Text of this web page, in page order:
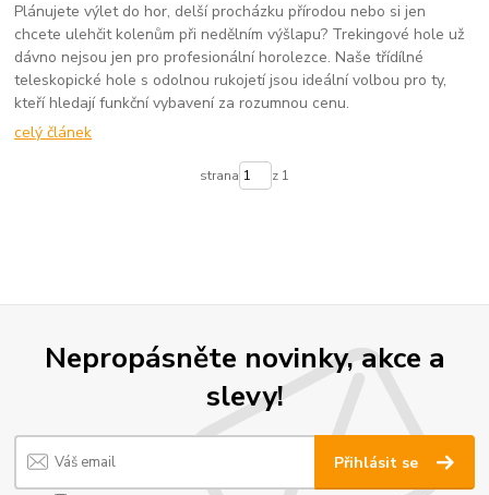
Plánujete výlet do hor, delší procházku přírodou nebo si jen
chcete ulehčit kolenům při nedělním výšlapu? Trekingové hole už
dávno nejsou jen pro profesionální horolezce. Naše třídílné
teleskopické hole s odolnou rukojetí jsou ideální volbou pro ty,
kteří hledají funkční vybavení za rozumnou cenu.
celý článek
strana z 1
Nepropásněte novinky, akce a
slevy!
Přihlásit se